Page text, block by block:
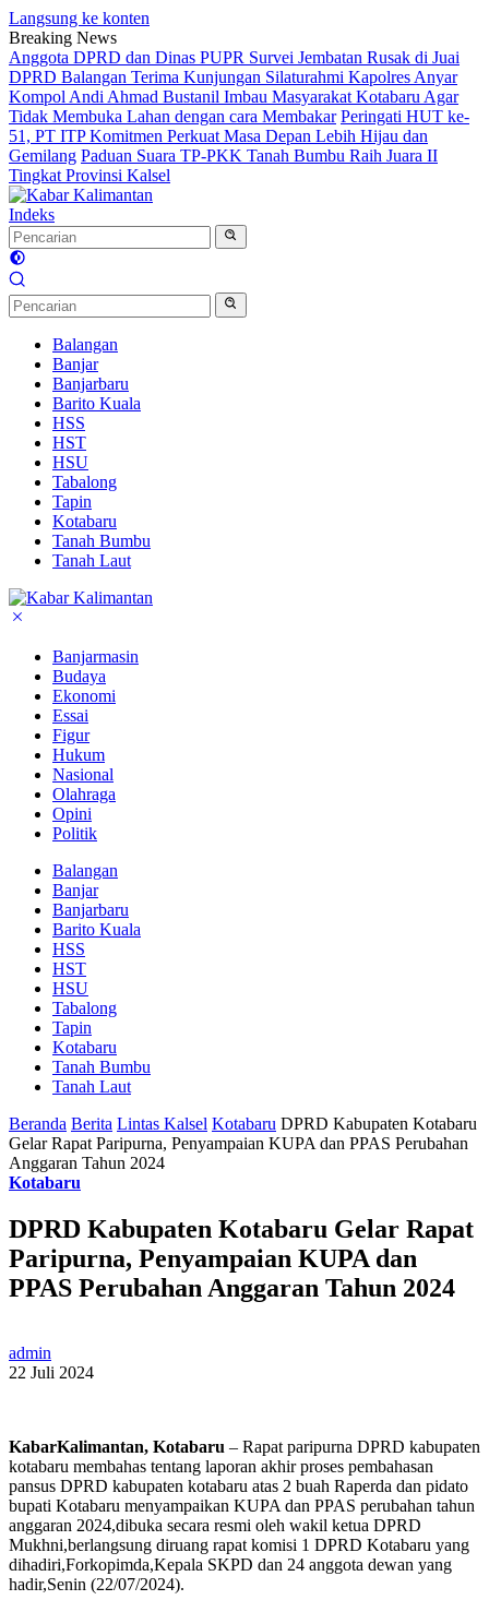
Langsung ke konten
Breaking News
Anggota DPRD dan Dinas PUPR Survei Jembatan Rusak di Juai
DPRD Balangan Terima Kunjungan Silaturahmi Kapolres Anyar
Kompol Andi Ahmad Bustanil Imbau Masyarakat Kotabaru Agar
Tidak Membuka Lahan dengan cara Membakar Peringati HUT ke-
51, PT ITP Komitmen Perkuat Masa Depan Lebih Hijau dan
Gemilang Paduan Suara TP-PKK Tanah Bumbu Raih Juara II
Tingkat Provinsi Kalsel
Indeks
Balangan
Banjar
Banjarbaru
Barito Kuala
HSS
HST
HSU
Tabalong
Tapin
Kotabaru
Tanah Bumbu
Tanah Laut
Banjarmasin
Budaya
Ekonomi
Essai
Figur
Hukum
Nasional
Olahraga
Opini
Politik
Balangan
Banjar
Banjarbaru
Barito Kuala
HSS
HST
HSU
Tabalong
Tapin
Kotabaru
Tanah Bumbu
Tanah Laut
Beranda Berita Lintas Kalsel Kotabaru DPRD Kabupaten Kotabaru
Gelar Rapat Paripurna, Penyampaian KUPA dan PPAS Perubahan
Anggaran Tahun 2024
Kotabaru
DPRD Kabupaten Kotabaru Gelar Rapat
Paripurna, Penyampaian KUPA dan
PPAS Perubahan Anggaran Tahun 2024
admin
22 Juli 2024
KabarKalimantan, Kotabaru – Rapat paripurna DPRD kabupaten
kotabaru membahas tentang laporan akhir proses pembahasan
pansus DPRD kabupaten kotabaru atas 2 buah Raperda dan pidato
bupati Kotabaru menyampaikan KUPA dan PPAS perubahan tahun
anggaran 2024,dibuka secara resmi oleh wakil ketua DPRD
Mukhni,berlangsung diruang rapat komisi 1 DPRD Kotabaru yang
dihadiri,Forkopimda,Kepala SKPD dan 24 anggota dewan yang
hadir,Senin (22/07/2024).